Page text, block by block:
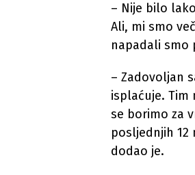
– Nije bilo
Ali, mi smo
napadali smo
– Zadovoljan
isplaćuje. Tim
se borimo za
posljednjih 12
dodao je.